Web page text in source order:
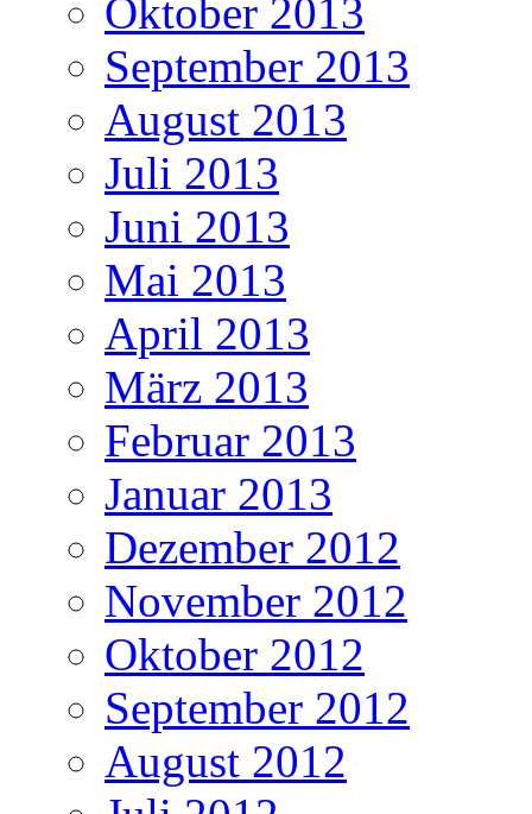
Oktober 2013
September 2013
August 2013
Juli 2013
Juni 2013
Mai 2013
April 2013
März 2013
Februar 2013
Januar 2013
Dezember 2012
November 2012
Oktober 2012
September 2012
August 2012